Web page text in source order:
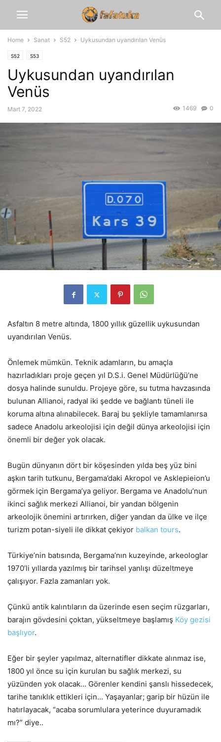
Home Sanat S52 Uykusundan uyandırılan Venüs
S52 S53
Uykusundan uyandırılan
Venüs
Mart 7, 2022 0
1469
Asfaltın 8 metre altında, 1800 yıllık güzellik uykusundan
uyandırılan Venüs.
Önlemek mümkün. Teknik adamların, bu amaçla
hazırladıkları proje geçen yıl D.S.i. Genel Müdürlüğü’ne
dosya halinde sunuldu. Projeye göre, su tutma havzasında
bulunan Allianoi, radyal iki şedde ve bağlantı tüneli ile
koruma altına alınabilecek. Baraj bu şekliyle tamamlanırsa
sadece Anadolu arkeolojisi için değil dünya arkeolojisi için
önemli bir değer yok olacak.
Bugün dünyanın dört bir köşesinden yılda beş yüz bini
aşkın tarih tutkunu, Bergama’daki Akropol ve Asklepieion’u
görmek için Bergama’ya geliyor. Bergama ve Anadolu’nun
ikinci sağlık merkezi Allianoi, bir yandan bölgenin
arkeolojik önemini artırırken, diğer yandan da ülke ve ilçe
turizm potan-siyeli ile dikkat çekiyor balkan tours.
Türkiye’nin batısında, Bergama’nın kuzeyinde, arkeologlar
1970’li yıllarda yazılmış bir tarihsel yanlışı düzeltmeye
çalışıyor. Fazla zamanları yok.
Çünkü antik kalıntıların da üzerinde esen seçim rüzgarları,
barajın gövdesini çoktan, yükseltmeye başlamış Köy gezisi
başlıyor.
Eğer bir şeyler yapılmaz, alternatifler dikkate alınmaz ise,
1800 yıl önce su için kurulan bu sağlık merkezi, su
yüzünden yok olacak… Görenler kendini şanslı hissedecek,
tarihe tanıklık ettikleri için… Yaşayanlar; garip bir hüzün ile
hatırlayacak, “acaba sorumlulara yeterince duyuramadık
mı?” diye..